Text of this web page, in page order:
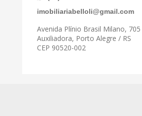
imobiliariabelloli@gmail.com
Avenida Plínio Brasil Milano,
Auxiliadora, Porto Alegre / RS
CEP 90520-002